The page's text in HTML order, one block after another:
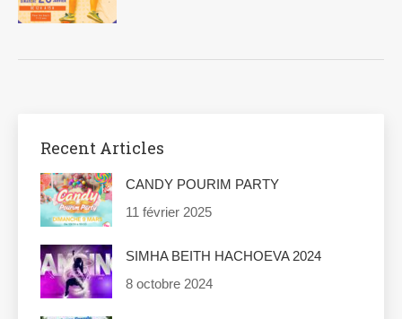
Recent Articles
CANDY POURIM PARTY
11 février 2025
SIMHA BEITH HACHOEVA 2024
8 octobre 2024